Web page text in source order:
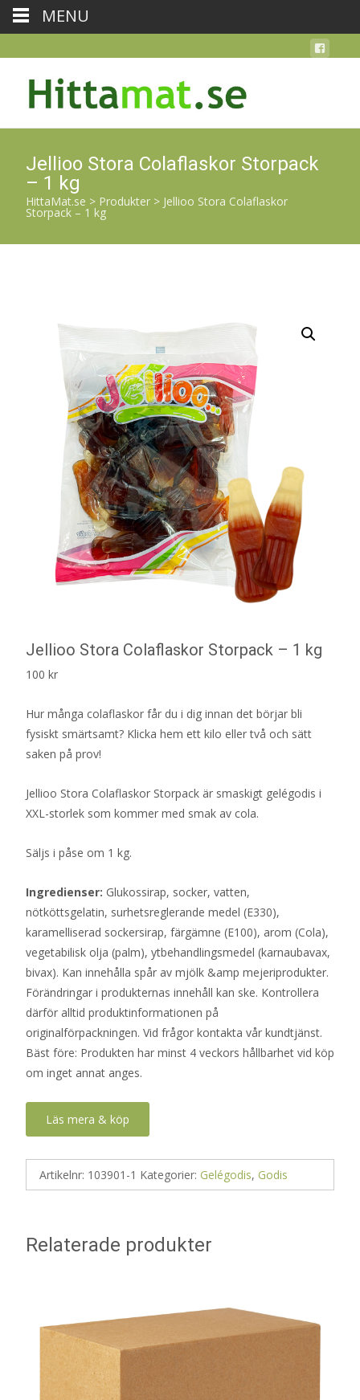
Jellioo Stora Colaflaskor Storpack
– 1 kg
HittaMat.se > Produkter > Jellioo Stora Colaflaskor
Storpack – 1 kg
Jellioo Stora Colaflaskor Storpack – 1 kg
100 kr
Hur många colaflaskor får du i dig innan det börjar bli
fysiskt smärtsamt? Klicka hem ett kilo eller två och sätt
saken på prov!
Jellioo Stora Colaflaskor Storpack är smaskigt gelégodis i
XXL-storlek som kommer med smak av cola.
Säljs i påse om 1 kg.
Ingredienser: Glukossirap, socker, vatten,
nötköttsgelatin, surhetsreglerande medel (E330),
karamelliserad sockersirap, färgämne (E100), arom (Cola),
vegetabilisk olja (palm), ytbehandlingsmedel (karnaubavax,
bivax). Kan innehålla spår av mjölk &amp mejeriprodukter.
Förändringar i produkternas innehåll kan ske. Kontrollera
därför alltid produktinformationen på
originalförpackningen. Vid frågor kontakta vår kundtjänst.
Bäst före: Produkten har minst 4 veckors hållbarhet vid köp
om inget annat anges.
Läs mera & köp
Artikelnr: 103901-1 Kategorier: Gelégodis, Godis
Relaterade produkter
MENU